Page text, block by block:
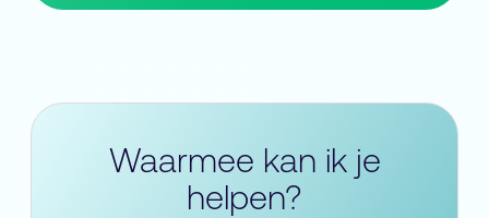
Waarmee kan ik je
helpen?